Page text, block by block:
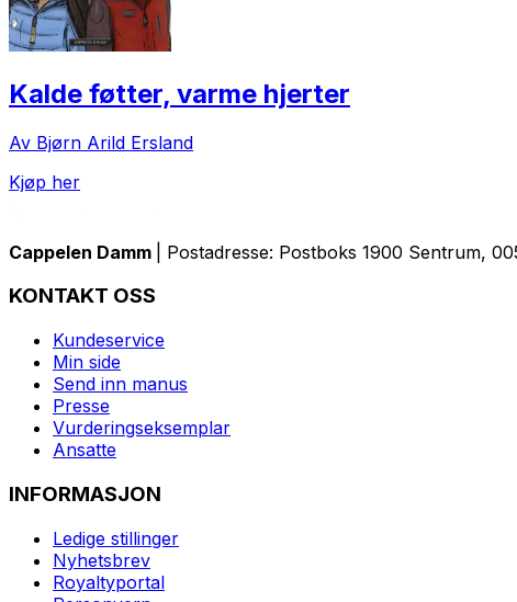
Kalde føtter, varme hjerter
Av Bjørn Arild Ersland
Kjøp her
Cappelen Damm | Postadresse: Postboks 1900 Sentrum,
KONTAKT OSS
Kundeservice
Min side
Send inn manus
Presse
Vurderingseksemplar
Ansatte
INFORMASJON
Ledige stillinger
Nyhetsbrev
Royaltyportal